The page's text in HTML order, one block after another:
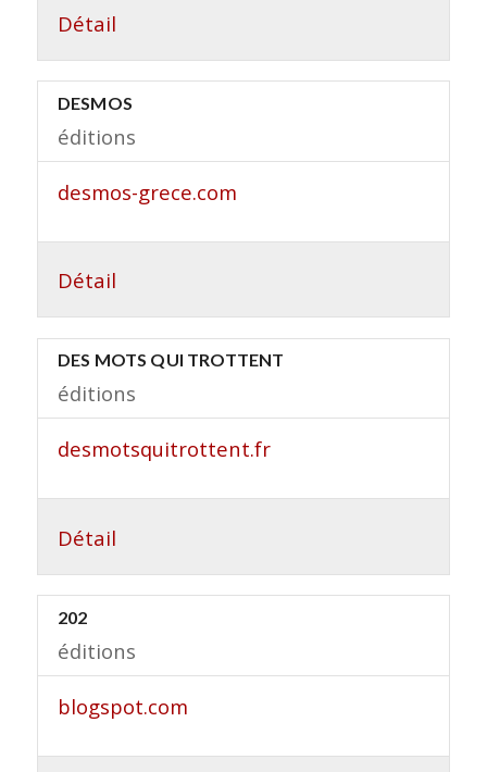
Détail
DESMOS
éditions
desmos-grece.com
Détail
DES MOTS QUI TROTTENT
éditions
desmotsquitrottent.fr
Détail
202
éditions
blogspot.com